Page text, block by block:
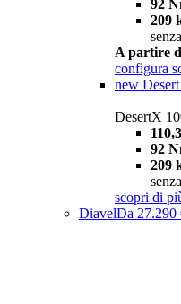
92
209
A partire
configura
new
DesertX
92
209
scopri di
DiavelDa 27.290